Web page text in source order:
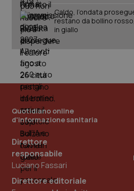
Caldo, l’ondata
restano da bollino
in giallo
Quotidiano online
d'informazione sanitaria
Direttore
responsabile
Luciano Fassari
Direttore editoriale
_ga